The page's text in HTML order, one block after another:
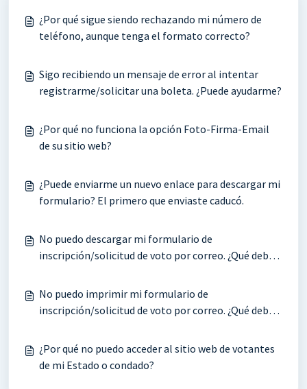
¿Por qué sigue siendo rechazando mi número de
teléfono, aunque tenga el formato correcto?
Sigo recibiendo un mensaje de error al intentar
registrarme/solicitar una boleta. ¿Puede ayudarme?
¿Por qué no funciona la opción Foto-Firma-Email
de su sitio web?
¿Puede enviarme un nuevo enlace para descargar mi
formulario? El primero que enviaste caducó.
No puedo descargar mi formulario de
inscripción/solicitud de voto por correo. ¿Qué debo
No puedo imprimir mi formulario de
inscripción/solicitud de voto por correo. ¿Qué debo
¿Por qué no puedo acceder al sitio web de votantes
de mi Estado o condado?